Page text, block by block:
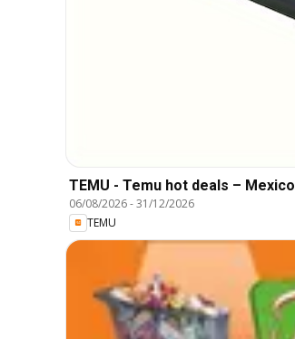
TEMU - Temu hot deals – Mexico
06/08/2026-31/12/2026
TEMU